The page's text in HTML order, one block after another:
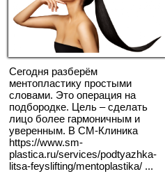
Сегодня разберём
ментопластику простыми
словами. Это операция на
подбородке. Цель – сделать
лицо более гармоничным и
уверенным. В СМ-Клиника
https://www.sm-
plastica.ru/services/podtyazhka-
litsa-feyslifting/mentoplastika/ ...